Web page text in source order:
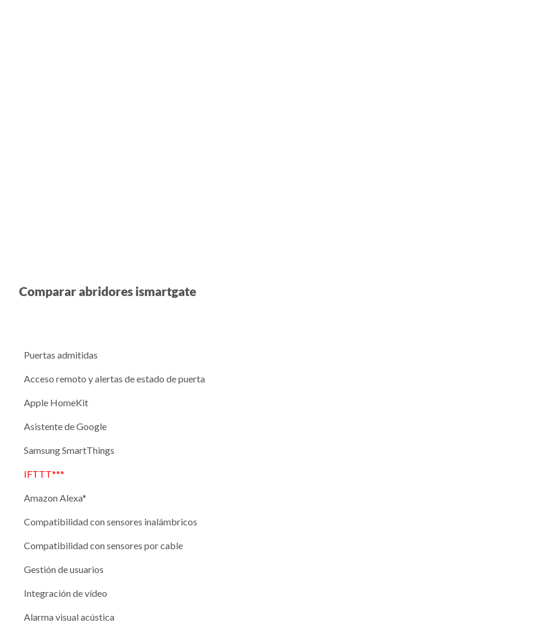
Comparar abridores ismartgate
Puertas admitidas
Acceso remoto y alertas de estado de puerta
Apple HomeKit
Asistente de Google
Samsung SmartThings
IFTTT***
Amazon Alexa*
Compatibilidad con sensores inalámbricos
Compatibilidad con sensores por cable
Gestión de usuarios
Integración de vídeo
Alarma visual acústica